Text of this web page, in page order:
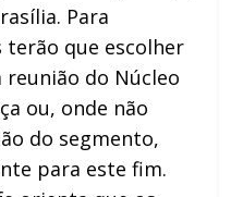
Para
que escolher
do Núcleo
ou, onde não
do segmento,
para este fim.